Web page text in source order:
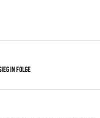
in Folge